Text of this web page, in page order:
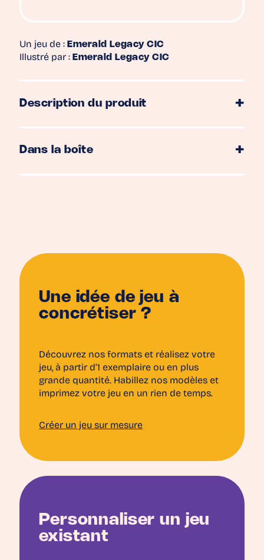
Un jeu de : Emerald Legacy CIC
Illustré par : Emerald Legacy CIC
Description du produit
Dans la boîte
Une idée de jeu à
concrétiser ?
Découvrez nos formats et réalisez votre
jeu, à partir d’1 exemplaire ou en plus
grande quantité. Habillez nos modèles et
imprimez votre jeu en un rien de temps.
Créer un jeu sur mesure
Personnaliser un jeu
existant